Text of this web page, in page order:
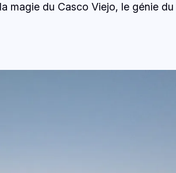
magie du Casco Viejo, le génie du